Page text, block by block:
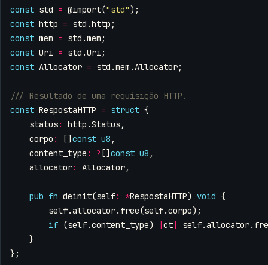
const std = @import("std");
const http = std .http ;
const mem = std .mem ;
const Uri = std .Uri;
const Allocator = std .mem .Allocator;
const RespostaHTTP = struct {
status: http .Status,
corpo : [] const u8 ,
content_type : ? [] const u8 ,
allocator: Allocator,
pub fn deinit(self: *RespostaHTTP) void {
self.allocator. free(self.corpo);
if (self.content_type) |ct| self.allocator.
}
};